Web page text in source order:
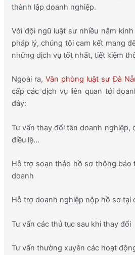
thành lập doanh nghiệp.
Với đội ngũ luật sư nhiều năm
pháp lý, chúng tôi cam kết mang
những dịch vụ tốt nhất, tiết kiệm
Ngoài ra,Văn phòng luật sư Đà
cấp các dịch vụ liên quan tới
đây:
Tư vấn thay đổi tên doanh nghiệp,
điều lệ…
Hỗ trợ soạn thảo hồ sơ thông báo
doanh
Hỗ trợ doanh nghiệp nộp hồ sơ tại
Tư vấn các thủ tục sau khi thay đổi
Tư vấn thường xuyên các hoạt